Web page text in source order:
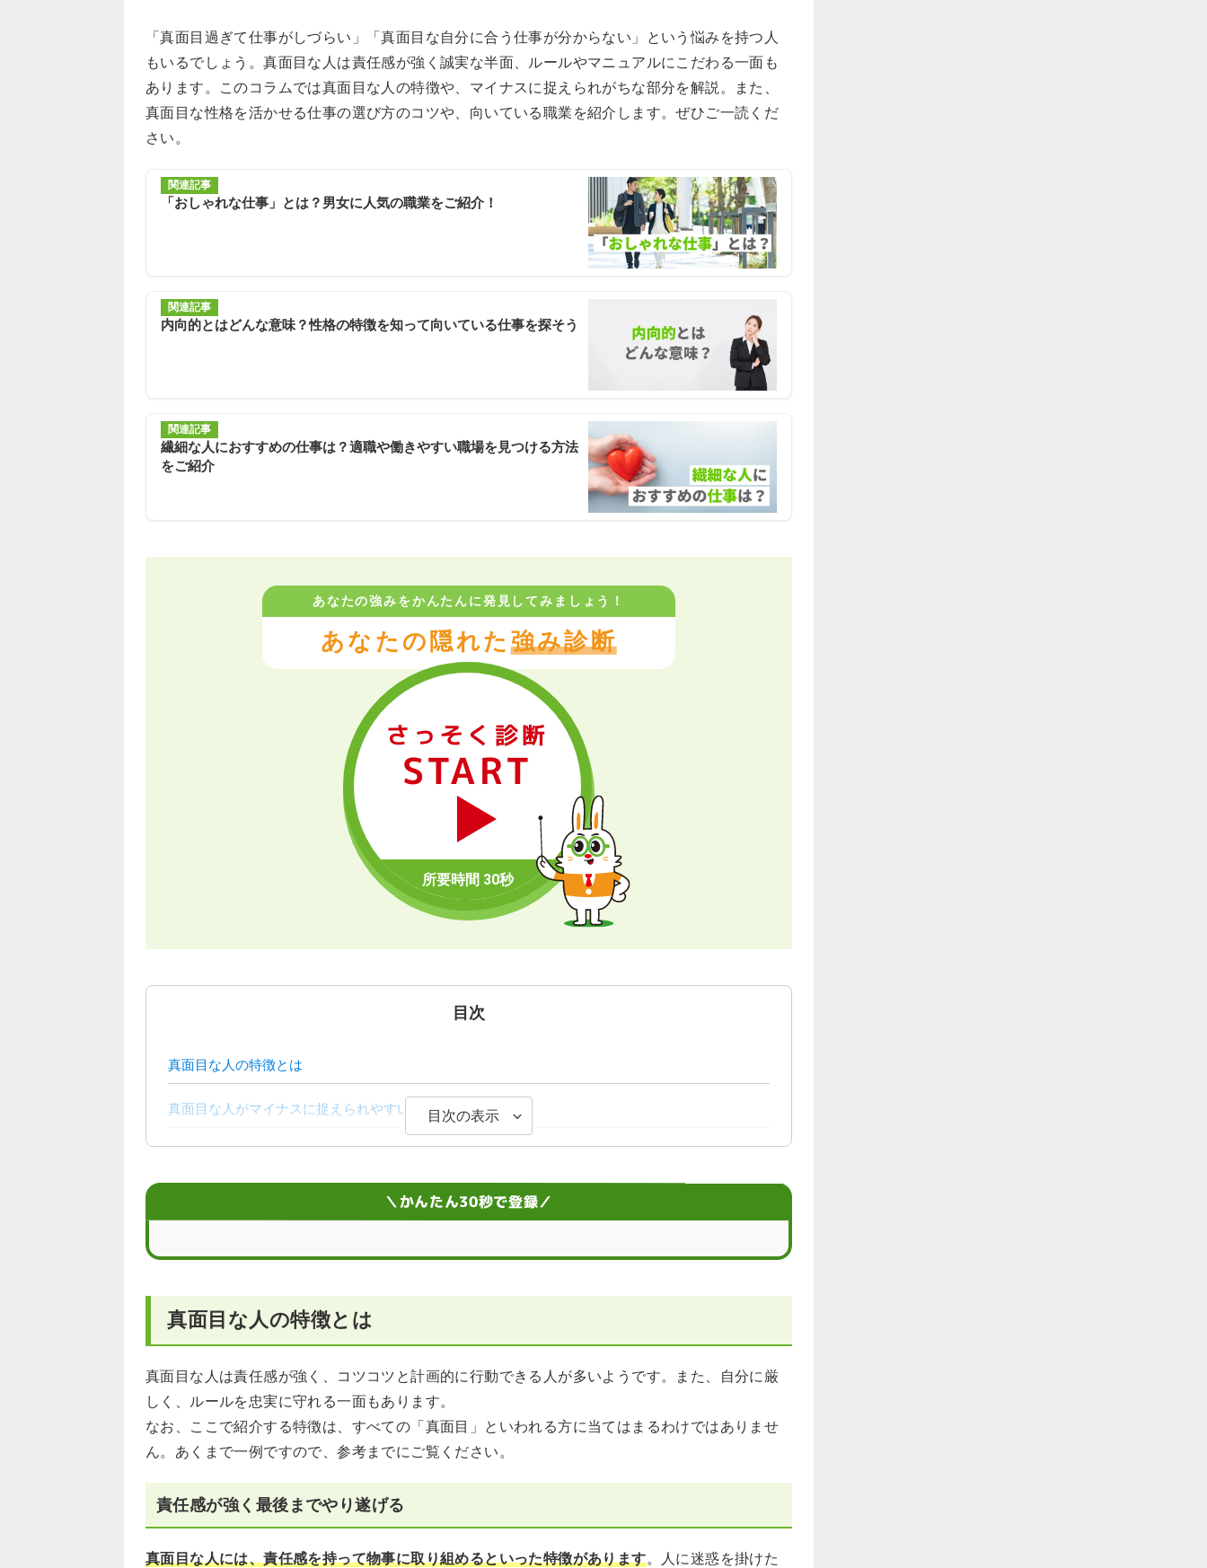
「真面目過ぎて仕事がしづらい」「真面目な自分に合う仕事が分からない」という悩みを持つ人
もいるでしょう。真面目な人は責任感が強く誠実な半面、ルールやマニュアルにこだわる一面も
あります。このコラムでは真面目な人の特徴や、マイナスに捉えられがちな部分を解説。また、
真面目な性格を活かせる仕事の選び方のコツや、向いている職業を紹介します。ぜひご一読くだ
さい。
関連記事
「おしゃれな仕事」とは？男女に人気の職業をご紹介！
関連記事
内向的とはどんな意味？性格の特徴を知って向いている仕事を探そう
関連記事
繊細な人におすすめの仕事は？適職や働きやすい職場を見つける方法
をご紹介
あなたの強みをかんたんに発見してみましょう！
あなたの隠れた強み診断
さっそく診断
START
目次
真面目な人の特徴とは
真面目な人がマイナスに捉えられやすい特徴
真面目な人が仕事をしやすくするコツ
目次の表示
＼かんたん30秒で登録／
真面目な人の特徴とは
真面目な人は責任感が強く、コツコツと計画的に行動できる人が多いようです。また、自分に厳
しく、ルールを忠実に守れる一面もあります。
なお、ここで紹介する特徴は、すべての「真面目」といわれる方に当てはまるわけではありませ
ん。あくまで一例ですので、参考までにご覧ください。
責任感が強く最後までやり遂げる
真面目な人には、責任感を持って物事に取り組めるといった特徴があります。人に迷惑を掛けた